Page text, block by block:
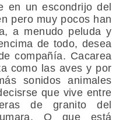
en un escondrijo del
pero muy pocos han
a menudo peluda y
de todo, desea
compañía. Cacarea
como las aves y por
sonidos animales
que vive entre
de granito del
O que está